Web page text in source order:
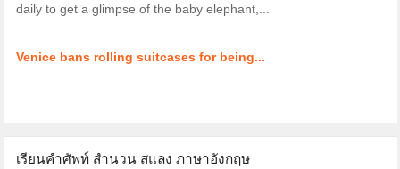
daily to get a glimpse of the baby elephant,...
Venice bans rolling suitcases for being...
เรียนคำศัพท์ สำนวน สแลง ภาษาอังกฤษ